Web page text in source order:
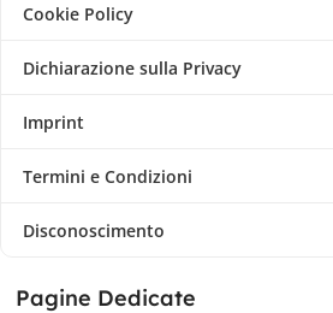
Cookie Policy
Dichiarazione sulla Privacy
Imprint
Termini e Condizioni
Disconoscimento
Pagine Dedicate